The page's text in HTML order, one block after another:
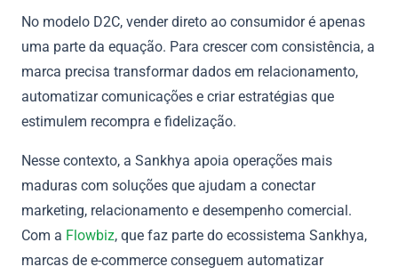
No modelo D2C, vender direto ao consumidor é apenas
uma parte da equação. Para crescer com consistência, a
marca precisa transformar dados em relacionamento,
automatizar comunicações e criar estratégias que
estimulem recompra e fidelização.
Nesse contexto, a Sankhya apoia operações mais
maduras com soluções que ajudam a conectar
marketing, relacionamento e desempenho comercial.
Com a Flowbiz, que faz parte do ecossistema Sankhya,
marcas de e-commerce conseguem automatizar